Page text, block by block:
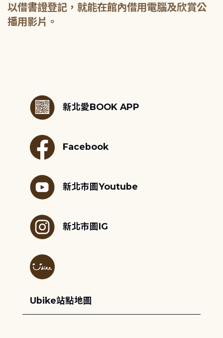
以借書證登記，就能在館內借用電腦及欣賞公
播用影片。
新北愛BOOK APP
Facebook
新北市圖Youtube
新北市圖IG
Ubike站點地圖